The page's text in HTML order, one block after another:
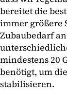
bereitet die
immer größere
Zubaubedarf
mindestens 20
benötigt, um
stabilisieren.